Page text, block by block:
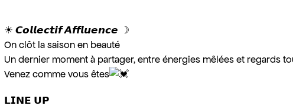
☀︎ 𝘾𝙤𝙡𝙡𝙚𝙘𝙩𝙞𝙛 𝘼𝙛𝙛𝙡𝙪𝙚𝙣𝙘𝙚 ☽
On clôt la saison en beauté
Un dernier moment à partager, entre énergies mêlées et regards
Venez comme vous êtes
𝗟𝗜𝗡𝗘 𝗨𝗣